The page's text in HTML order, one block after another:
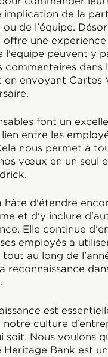
implication de la
ou de l'équipe.
offre une
l'équipe peuvent y
commentaires dans
en envoyant Cartes
font un
entre les
nous permet à
vœux en un seul
hâte d'étendre
et d'y inclure
Elle continue
employés à
au long de
reconnaissance
est
notre culture
soit. Nous voulons
Heritage Bank est